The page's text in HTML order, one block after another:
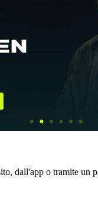
dall'app o tramite un